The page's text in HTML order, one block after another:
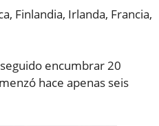
Finlandia, Irlanda, Francia,
encumbrar 20
hace apenas seis